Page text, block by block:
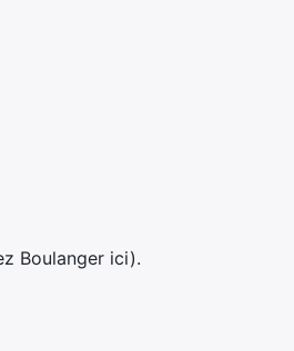
Boulanger ici).